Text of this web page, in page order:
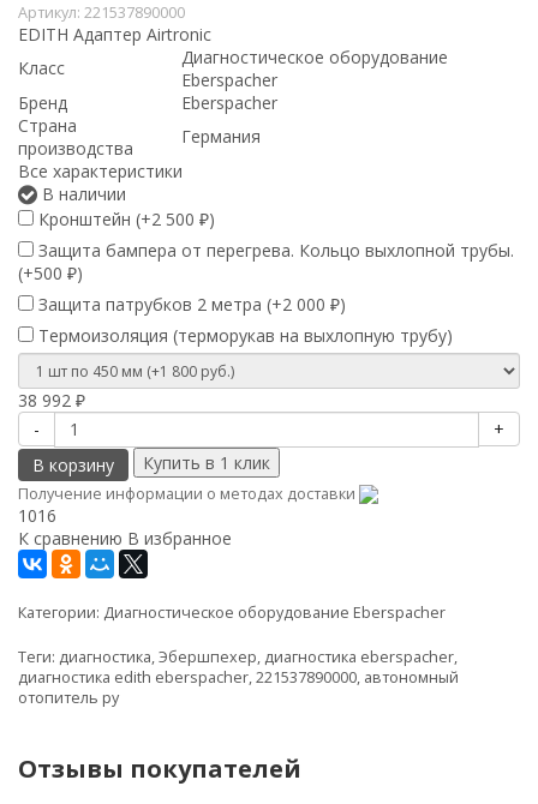
Артикул: 221537890000
EDITH Адаптер Airtronic
Класс
Диагностическое оборудование
Eberspacher
Бренд
Eberspacher
Страна
производства
Германия
Все характеристики
В наличии
Кронштейн (+2 500 ₽)
Защита бампера от перегрева. Кольцо выхлопной трубы.
(+500 ₽)
Защита патрубков 2 метра (+2 000 ₽)
Термоизоляция (терморукав на выхлопную трубу)
38 992 ₽
-
+
В корзину
Получение информации о методах доставки
1016
К сравнению В избранное
Категории: Диагностическое оборудование Eberspacher
Теги: диагностика,Эбершпехер, диагностика eberspacher,
диагностика edith eberspacher,221537890000, автономный
отопитель ру
Отзывы покупателей